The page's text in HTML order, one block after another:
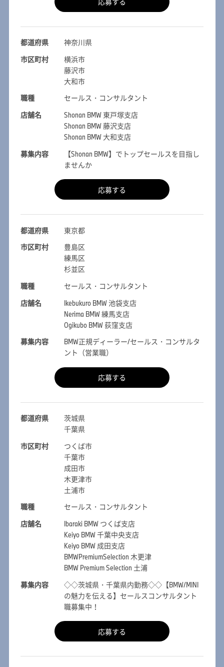
都道府県
神奈川県
市区町村
横浜市
藤沢市
大和市
職種
セールス・コンサルタント
店舗名
Shonan BMW 東戸塚支店
Shonan BMW 藤沢支店
Shonan BMW 大和支店
募集内容
【Shonan BMW】でトップセールスを目指し
ませんか
応募する
都道府県
東京都
市区町村
豊島区
練馬区
杉並区
職種
セールス・コンサルタント
店舗名
Ikebukuro BMW 池袋支店
Nerima BMW 練馬支店
Ogikubo BMW 荻窪支店
募集内容
BMW正規ディーラー/セールス・コンサルタ
ント（営業職）
応募する
都道府県
茨城県
千葉県
市区町村
つくば市
千葉市
成田市
木更津市
土浦市
職種
セールス・コンサルタント
店舗名
Ibaraki BMW つくば支店
Keiyo BMW 千葉中央支店
Keiyo BMW 成田支店
BMWPremiumSelection 木更津
BMW Premium Selection 土浦
募集内容
◇◇茨城県・千葉県内勤務◇◇【BMW/MINI
の魅力を伝える】セールスコンサルタント
職募集中！
応募する